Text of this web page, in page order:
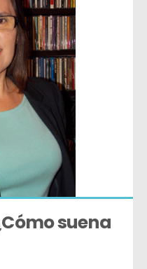
suena